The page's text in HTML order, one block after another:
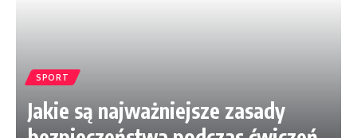
SPORT
Jakie są najważniejsze zasady